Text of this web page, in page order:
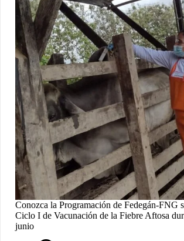
Conozca la Programación de Fedegán-FNG
Ciclo I de Vacunación de la Fiebre Aftosa
junio